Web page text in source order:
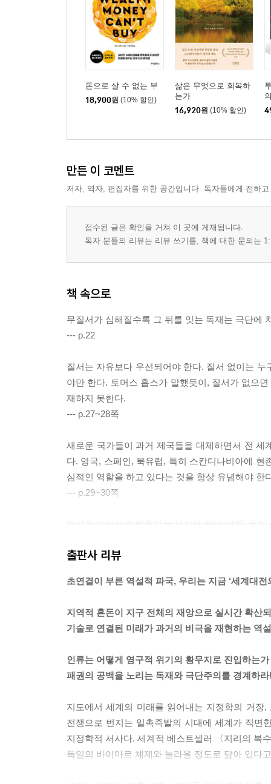
돈으로 살 수 없는 부
18,900원 (10% 할인)
삶은 무엇으로 회복하
는가
16,920원 (10% 할인)
만든 이 코멘트
저자, 역자, 편집자를 위한 공간입니다. 독자들에게 전하
접수된 글은 확인을 거쳐 이 곳에 게재됩니다.
독자 분들의 리뷰는 리뷰 쓰기를, 책에 대한 문의는
책 속으로
무질서가 심해질수록 그 뒤를 잇는 독재는 극단에
--- p.22
질서는 자유보다 우선되어야 한다. 질서 없이는
야만 한다. 토머스 홉스가 말했듯이, 질서가 없으
재하지 못한다.
--- p.27~28쪽
새로운 국가들이 과거 제국들을 대체하면서 전
다. 영국, 스페인, 북유럽, 특히 스칸디나비아에
심적인 역할을 하고 있다는 것을 항상 유념해야 한
--- p.29~30쪽
역사가 이성에 지배된다는 생각은 현대 세계, 특
들이 발생한다.
결정한 것처럼 중대한 결정도 순간의 기분으로 내
후 해석은 현실의 복잡성을 거짓된 명료함으로 만
한 장군이 어두운 조명 탓에 야전 지도에 잘못 그
--- p.36
제1차 세계대전 직전의 유럽은 나폴레옹 전쟁 후
피하기 위한 비극적 사고를 하는 사람이 거의 없
출판사 리뷰
초연결이 부른 역설적 파국, 우리는 지금 ‘세계대전
지역적 혼돈이 지구 전체의 재앙으로 실시간 확산
기술로 연결된 미래가 과거의 비극을 재현하는 역설
인류는 어떻게 영구적 위기의 황무지로 진입하는가
패권의 공백을 노리는 독재와 극단주의를 경계하
지도에서 세계의 미래를 읽어내는 지정학의 거
전쟁으로 번지는 일촉즉발의 시대에 세계가 직면
지정학적 서사다. 세계적 베스트셀러 〈지리의 복
독일의 바이마르 체제와 놀라울 정도로 닮아 있다